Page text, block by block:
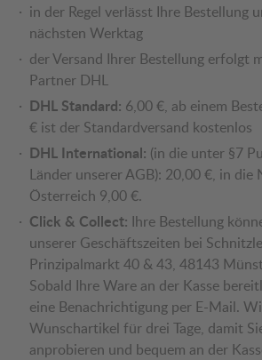
in der Regel verlässt Ihre Bestellung
nächsten Werktag
der Versand Ihrer Bestellung erfolgt
Partner DHL
DHL Standard: 6,00 €, ab einem
€ ist der Standardversand kostenlos
DHL International: (in die unter §7
Länder unserer AGB): 20,00 €, in die
Österreich 9,00 €.
Click & Collect: Ihre Bestellung
unserer Geschäftszeiten bei
Prinzipalmarkt 40 & 43, 48143
Sobald Ihre Ware an der Kasse
eine Benachrichtigung per E-Mail.
Wunschartikel für drei Tage, damit
anprobieren und bequem an der